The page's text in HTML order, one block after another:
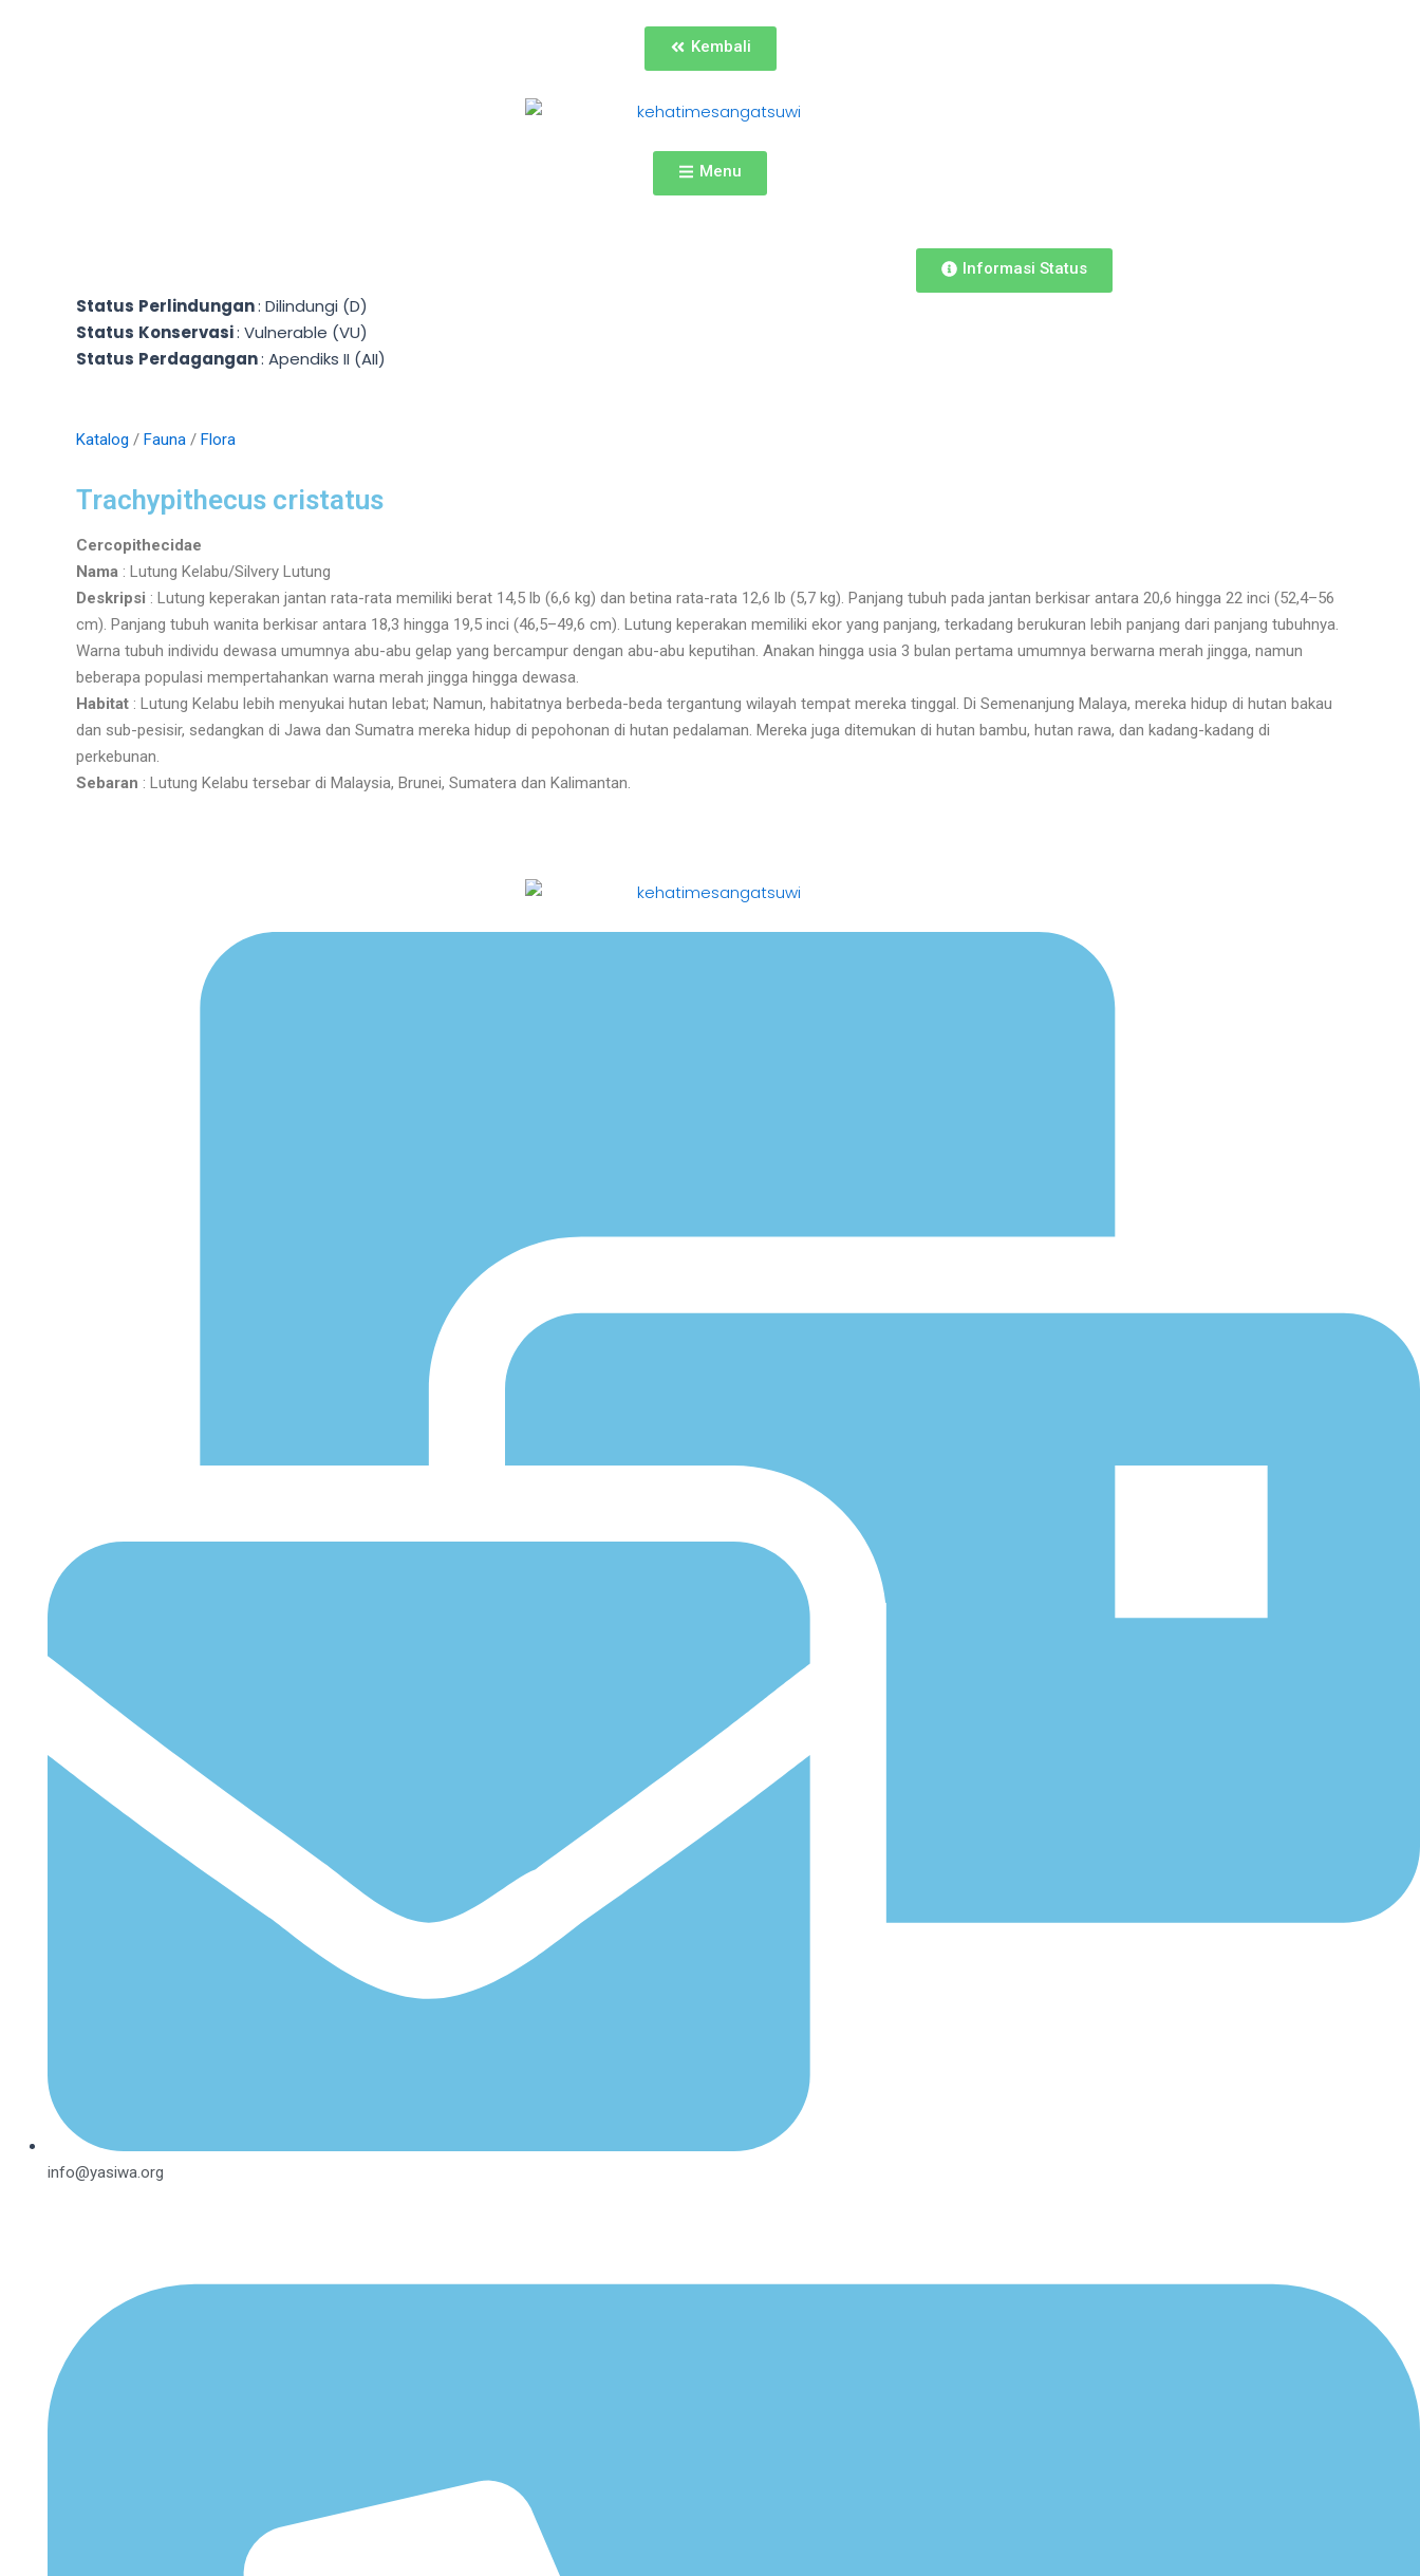
Kembali
Menu
Informasi Status
Status Perlindungan: Dilindungi (D)
Status Konservasi: Vulnerable (VU)
Status Perdagangan: Apendiks II (AII)
Katalog / Fauna / Flora
Trachypithecus cristatus
Cercopithecidae
Nama : Lutung Kelabu/Silvery Lutung
Deskripsi : Lutung keperakan jantan rata-rata memiliki berat 14,5 lb (6,6 kg) dan betina rata-rata 12,6 lb (5,7 kg). Panjang tubuh pada jantan berkisar antara 20,6 hingga 22 inci (52,4–56
cm). Panjang tubuh wanita berkisar antara 18,3 hingga 19,5 inci (46,5–49,6 cm). Lutung keperakan memiliki ekor yang panjang, terkadang berukuran lebih panjang dari panjang tubuhnya.
Warna tubuh individu dewasa umumnya abu-abu gelap yang bercampur dengan abu-abu keputihan. Anakan hingga usia 3 bulan pertama umumnya berwarna merah jingga, namun
beberapa populasi mempertahankan warna merah jingga hingga dewasa.
Habitat : Lutung Kelabu lebih menyukai hutan lebat; Namun, habitatnya berbeda-beda tergantung wilayah tempat mereka tinggal. Di Semenanjung Malaya, mereka hidup di hutan bakau
dan sub-pesisir, sedangkan di Jawa dan Sumatra mereka hidup di pepohonan di hutan pedalaman. Mereka juga ditemukan di hutan bambu, hutan rawa, dan kadang-kadang di
perkebunan.
Sebaran : Lutung Kelabu tersebar di Malaysia, Brunei, Sumatera dan Kalimantan.
info@yasiwa.org